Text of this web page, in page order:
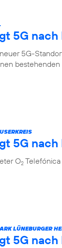
5G
5G-
5G nach
O2
LÜNEBURGER
5G